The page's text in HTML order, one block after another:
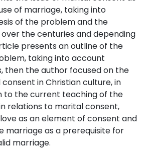
of marriage, taking into
of the problem and the
the centuries and depending
presents an outline of the
taking into account
then the author focused on the
in Christian culture, in
to the current teaching of the
relations to marital consent,
as an element of consent and
marriage as a prerequisite for
marriage.